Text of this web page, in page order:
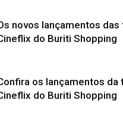
novos lançamentos das
do Buriti Shopping
os lançamentos da
do Buriti Shopping